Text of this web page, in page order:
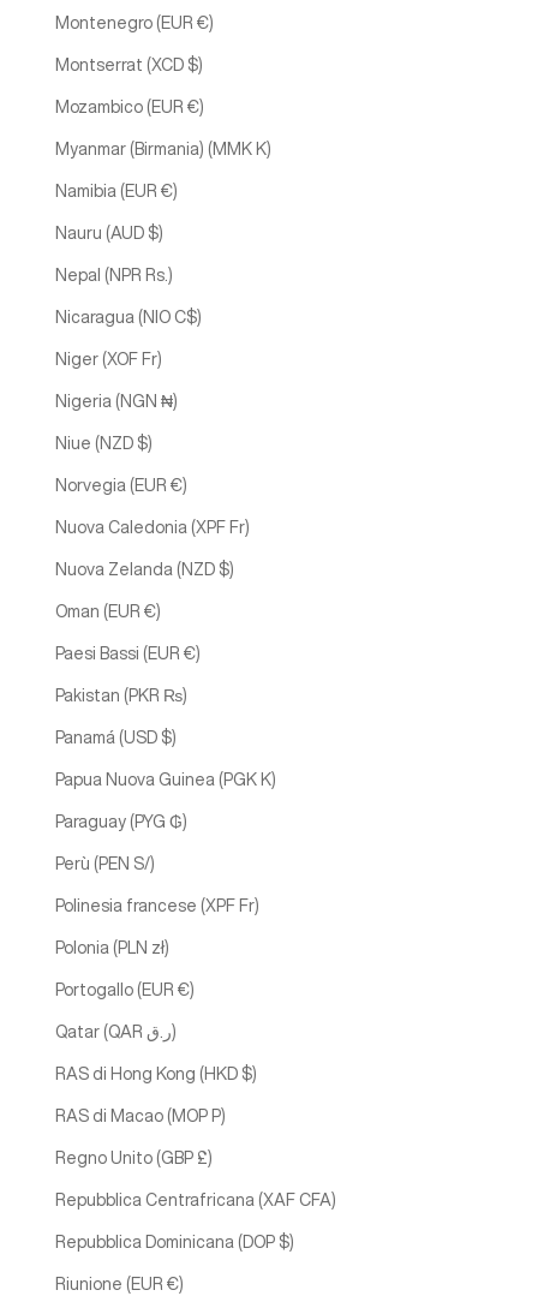
Montenegro (EUR €)
Montserrat (XCD $)
Mozambico (EUR €)
Myanmar (Birmania) (MMK K)
Namibia (EUR €)
Nauru (AUD $)
Nepal (NPR Rs.)
Nicaragua (NIO C$)
Niger (XOF Fr)
Nigeria (NGN ₦)
Niue (NZD $)
Norvegia (EUR €)
Nuova Caledonia (XPF Fr)
Nuova Zelanda (NZD $)
Oman (EUR €)
Paesi Bassi (EUR €)
Pakistan (PKR ₨)
Panamá (USD $)
Papua Nuova Guinea (PGK K)
Paraguay (PYG ₲)
Perù (PEN S/)
Polinesia francese (XPF Fr)
Polonia (PLN zł)
Portogallo (EUR €)
Qatar (QAR ر.ق)
RAS di Hong Kong (HKD $)
RAS di Macao (MOP P)
Regno Unito (GBP £)
Repubblica Centrafricana (XAF CFA)
Repubblica Dominicana (DOP $)
Riunione (EUR €)